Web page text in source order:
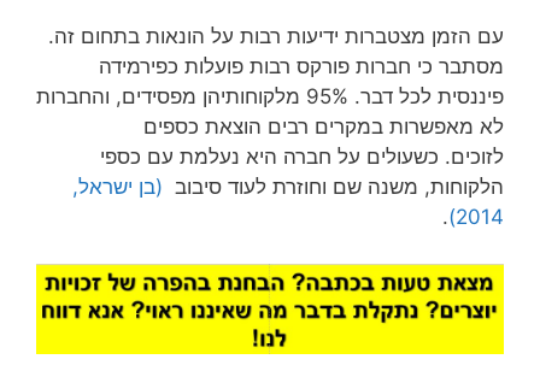
עם הזמן מצטברות ידיעות רבות על הונאות בתחום זה.
מסתבר כי חברות פורקס רבות פועלות כפירמידה
פיננסית לכל דבר. 95% מלקוחותיהן מפסידים, והחברות
לא מאפשרות במקרים רבים הוצאת כספים
לזוכים. כשעולים על חברה היא נעלמת עם כספי
הלקוחות, משנה שם וחוזרת לעוד סיבוב (בן ישראל,
2014)
.